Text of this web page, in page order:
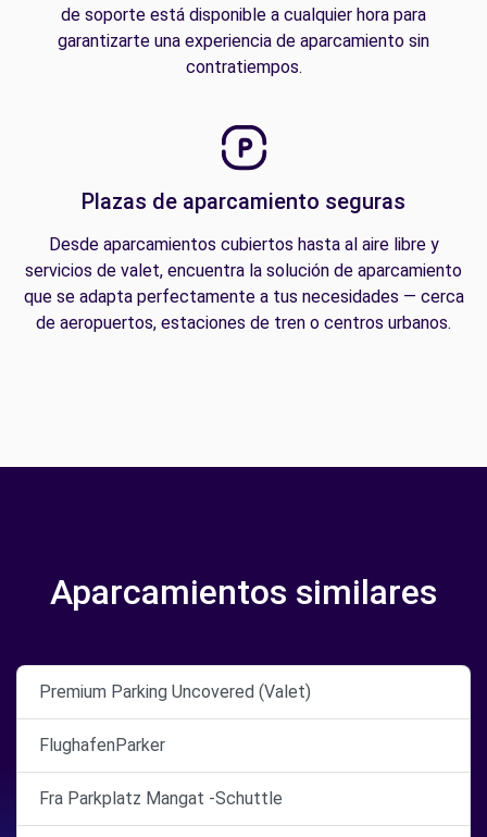
de soporte está disponible a cualquier hora para
garantizarte una experiencia de aparcamiento sin
contratiempos.
Plazas de aparcamiento seguras
Desde aparcamientos cubiertos hasta al aire libre y
servicios de valet, encuentra la solución de aparcamiento
que se adapta perfectamente a tus necesidades — cerca
de aeropuertos, estaciones de tren o centros urbanos.
Aparcamientos similares
Premium Parking Uncovered (Valet)
FlughafenParker
Fra Parkplatz Mangat -Schuttle